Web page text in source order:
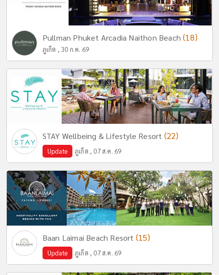
Pullman Phuket Arcadia Naithon Beach(18)
ภูเก็ต , 30 ก.ค. 69
STAY Wellbeing & Lifestyle Resort (22)
Update ภูเก็ต , 07 ส.ค. 69
Baan Laimai Beach Resort (15)
Update ภูเก็ต , 07 ส.ค. 69